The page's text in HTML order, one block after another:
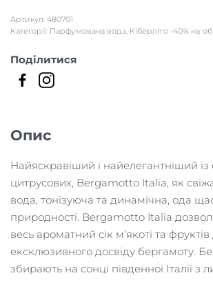
DI
кількість
Артикул: 480701
Категорії: Парфумована вода, Кіберліто -40% на
Поділитися
Опис
Найяскравіший і найелегантніший із
цитрусових, Bergamotto Italia, як
вода, тонізуюча та динамічна, ода
природності. Bergamotto Italia
весь ароматний сік м’якоті та
ексклюзивного досвіду бергамоту.
збирають на сонці південної Італії з